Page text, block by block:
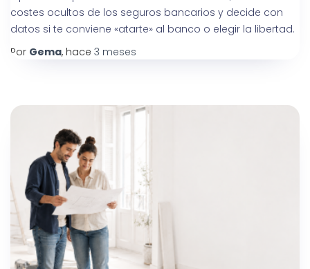
costes ocultos de los seguros bancarios y decide con
datos si te conviene «atarte» al banco o elegir la libertad.
Por Gema, hace 3 meses